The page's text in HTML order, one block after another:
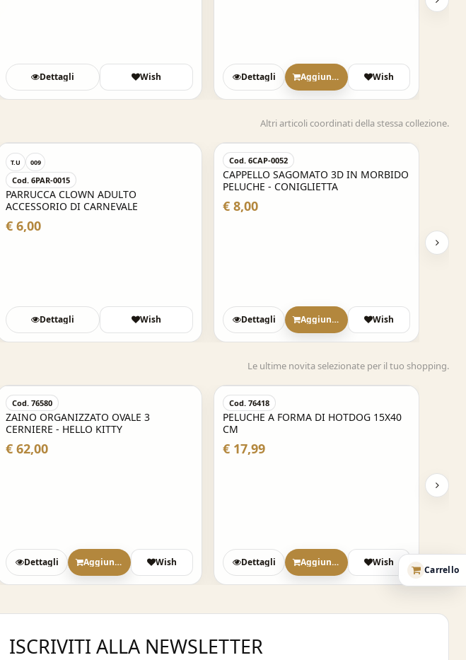
Carrello
Dettagli Wish Dettagli Aggiungi Wish
Altri articoli coordinati della stessa collezione.
T.U 009
Cod. 6PAR-0015
PARRUCCA CLOWN ADULTO
ACCESSORIO DI CARNEVALE
€ 6,00
Dettagli Wish
Cod. 6CAP-0052
CAPPELLO SAGOMATO 3D IN MORBIDO
PELUCHE - CONIGLIETTA
€ 8,00
Dettagli Aggiungi Wish
Le ultime novita selezionate per il tuo shopping.
Cod. 76580
ZAINO ORGANIZZATO OVALE 3
CERNIERE - HELLO KITTY
€ 62,00
Dettagli Aggiungi Wish
Cod. 76418
PELUCHE A FORMA DI HOTDOG 15X40
CM
€ 17,99
Dettagli Aggiungi Wish
ISCRIVITI ALLA NEWSLETTER